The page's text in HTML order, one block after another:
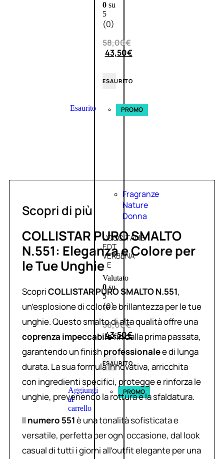
0su
5
(0)
58,00€
43,50€
ESAURITO
Esaurito PROMO
Fragranze
Nature
Donna
L’OCCITANE
EDT
VERBENA
E
Valutato
0su
5
(0)
58,00€
43,50€
ESAURITO
Aggiungi
al
carrello
PROMO
Scopri di più
COLLISTAR PURO SMALTO
N.551: Eleganza e Colore per
le Tue Unghie
ScopriCOLLISTAR PURO SMALTO N.551,
un’esplosione di colore e brillantezza per le tue
unghie. Questo smalto di alta qualità offre una
coprenza impeccabilefin dalla prima passata,
garantendo un finish professionalee di lunga
durata. La sua formula innovativa, arricchita
con ingredienti specifici, protegge e rinforza le
unghie, prevenendo la rottura e la sfaldatura.
Il numero 551è una tonalità sofisticata e
versatile, perfetta per ogni occasione, dal look
casual di tutti i giorni all’outfit elegante per una